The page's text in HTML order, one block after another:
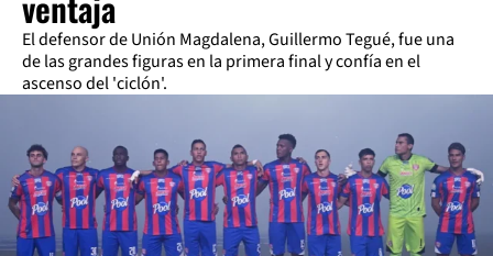
El defensor de Unión Magdalena, Guillermo Tegué, fue una
de las grandes figuras en la primera final y confía en el
ascenso del 'ciclón'.